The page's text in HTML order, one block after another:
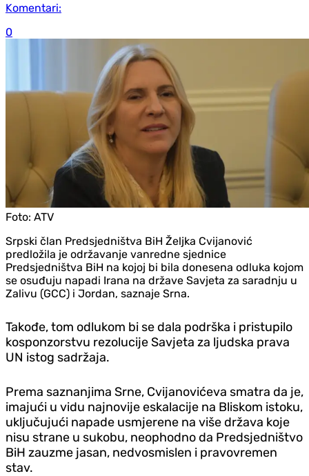
Komentari:
0
Foto: ATV
Srpski član Predsjedništva BiH Željka Cvijanović
predložila je održavanje vanredne sjednice
Predsjedništva BiH na kojoj bi bila donesena odluka kojom
se osuđuju napadi Irana na države Savjeta za saradnju u
Zalivu (GCC) i Jordan, saznaje Srna.
Takođe, tom odlukom bi se dala podrška i pristupilo
kosponzorstvu rezolucije Savjeta za ljudska prava
UN istog sadržaja.
Prema saznanjima Srne, Cvijanovićeva smatra da je,
imajući u vidu najnovije eskalacije na Bliskom istoku,
uključujući napade usmjerene na više država koje
nisu strane u sukobu, neophodno da Predsjedništvo
BiH zauzme jasan, nedvosmislen i pravovremen
stav.